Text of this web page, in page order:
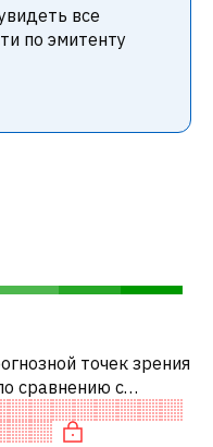
все
по эмитенту
точек зрения
сравнению с
акция